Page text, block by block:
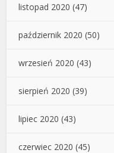
listopad 2020 (47)
październik 2020 (50)
wrzesień 2020 (43)
sierpień 2020 (39)
lipiec 2020 (43)
czerwiec 2020 (45)